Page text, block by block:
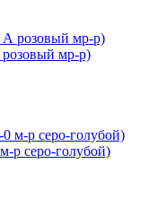
мр-р)
р серо-голубой)